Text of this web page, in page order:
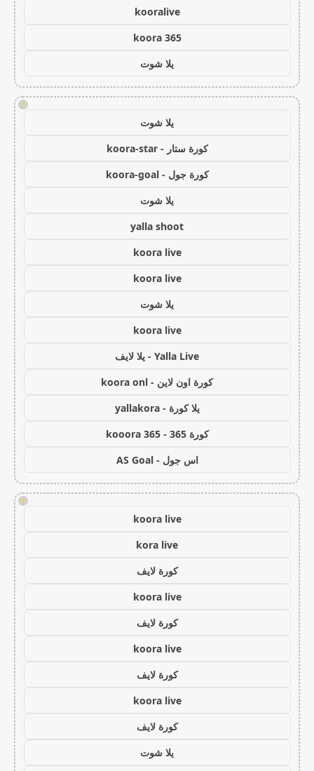
kooralive
koora 365
يلا شوت
!
يلا شوت
كورة ستار - koora-star
كورة جول - koora-goal
يلا شوت
yalla shoot
koora live
koora live
يلا شوت
koora live
Yalla Live - يلا لايف
كورة اون لاين - koora onl
يلا كورة - yallakora
كورة 365 - kooora 365
اس جول - AS Goal
!
koora live
kora live
كورة لايف
koora live
كورة لايف
koora live
كورة لايف
koora live
كورة لايف
يلا شوت